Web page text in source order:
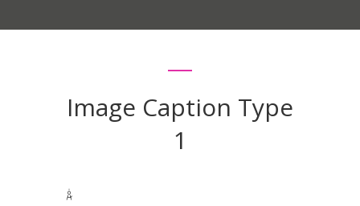
Image Caption Type
1